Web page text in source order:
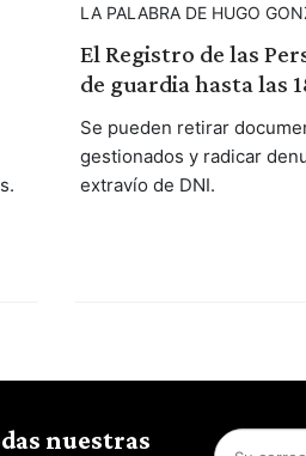
LA PALABRA DE HUGO
El Registro de las
de guardia hasta las
Se pueden retirar
gestionados y radicar
extravío de DNI.
nuestras